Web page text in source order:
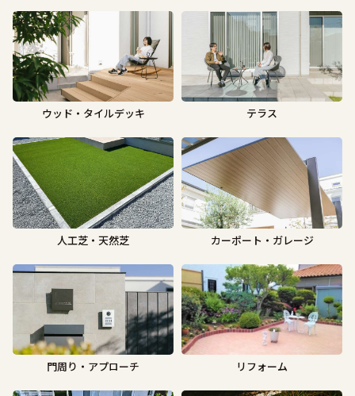
ウッド・タイルデッキ テラス
人工芝・天然芝 カーポート・ガレージ
門周り・アプローチ リフォーム